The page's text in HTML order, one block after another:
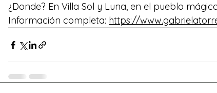
¿Donde? En Villa Sol y Luna, en el pueblo
Información completa: https://